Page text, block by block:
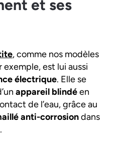
et ses
, comme nos modèles
exemple, est lui aussi
électrique. Elle se
appareil blindéen
de l’eau, grâce au
anti-corrosiondans